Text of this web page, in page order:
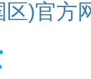
区)官方